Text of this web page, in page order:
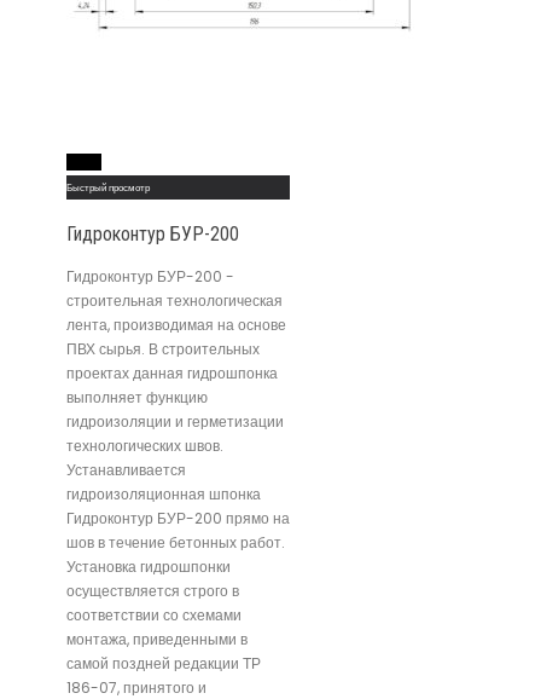
Быстрый просмотр
Гидроконтур БУР-200
Гидроконтур БУР-200 -
строительная технологическая
лента, производимая на основе
ПВХ сырья. В строительных
проектах данная гидрошпонка
выполняет функцию
гидроизоляции и герметизации
технологических швов.
Устанавливается
гидроизоляционная шпонка
Гидроконтур БУР-200 прямо на
шов в течение бетонных работ.
Установка гидрошпонки
осуществляется строго в
соответствии со схемами
монтажа, приведенными в
самой поздней редакции ТР
186-07, принятого и